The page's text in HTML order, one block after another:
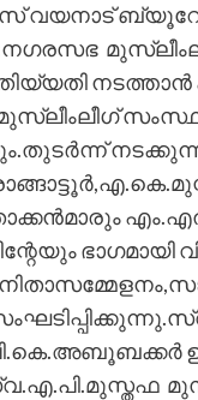
വയനാട്